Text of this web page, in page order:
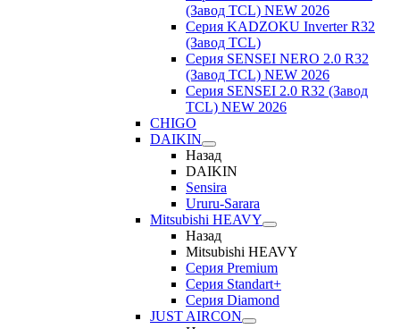
(Завод TCL) NEW 2026
Серия KADZOKU Inverter R32
(Завод TCL)
Серия SENSEI NERO 2.0 R32
(Завод TCL) NEW 2026
Серия SENSEI 2.0 R32 (Завод
TCL) NEW 2026
CHIGO
DAIKIN
Назад
DAIKIN
Sensira
Ururu-Sarara
Mitsubishi HEAVY
Назад
Mitsubishi HEAVY
Серия Premium
Серия Standart+
Серия Diamond
JUST AIRCON